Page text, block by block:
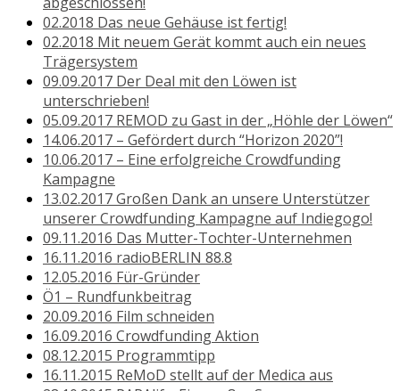
02.2018 Das neue Gehäuse ist fertig!
02.2018 Mit neuem Gerät kommt auch ein neues
Trägersystem
09.09.2017 Der Deal mit den Löwen ist
unterschrieben!
05.09.2017 REMOD zu Gast in der „Höhle der Löwen“
14.06.2017 – Gefördert durch “Horizon 2020”!
10.06.2017 – Eine erfolgreiche Crowdfunding
Kampagne
13.02.2017 Großen Dank an unsere Unterstützer
unserer Crowdfunding Kampagne auf Indiegogo!
09.11.2016 Das Mutter-Tochter-Unternehmen
16.11.2016 radioBERLIN 88.8
12.05.2016 Für-Gründer
Ö1 – Rundfunkbeitrag
20.09.2016 Film schneiden
16.09.2016 Crowdfunding Aktion
08.12.2015 Programmtipp
16.11.2015 ReMoD stellt auf der Medica aus